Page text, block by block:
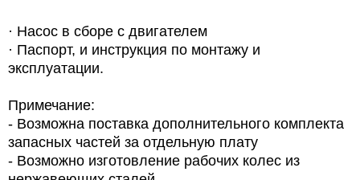
· Насос в сборе с двигателем
· Паспорт, и инструкция по монтажу и
эксплуатации.
Примечание:
- Возможна поставка дополнительного комплекта
запасных частей за отдельную плату
- Возможно изготовление рабочих колес из